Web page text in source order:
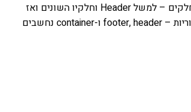
כדאי להשתמש בהערות על מנת לחלק את ה-CSS לחלקים ולתתי חלקים – למשל Header וחלקיו השונים ואז
container וחלקיו השונים. כדאי להשתמש בשמות מקובלים לקטגוריות – footer, header ו-container נחשבים